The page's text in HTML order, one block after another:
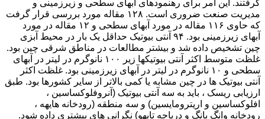
گرفتند. این امر برای رهنمودهای آبهای سطحی و زیرزمینی و
مدیریت صنعت ضروری است. ۱۲۸ مقاله مورد بررسی قرار گرفت
که حاوی ۱۱۶ مقاله در مورد آبهای سطحی و ۱۲ مقاله در مورد
آبهای زیرزمینی بود. ۹۴ آنتی بیوتیک حداقل یک بار در محیط آبزی
چین تشخیص داده شد و بیشتر مطالعات در مناطق شرقی چین بود.
غلظت متوسط ​​اکثر آنتی بیوتیکها زیر ۱۰۰ نانوگرم در لیتر در آبهای
سطحی و ۱۰ نانوگرم در لیتر در آبهای زیرزمینی بود. غلظت اکثر
آنتی بیوتیک ها در چین مشابه یا کمی بالاتر از سایر کشورها بود. طبق
ارزیابی ریسک ، باید به سه آنتی بیوتیک (آنروفلوکساسین ،
افلوکساسین و اریترومایسین) و سه منطقه (رودخانه هایهه ،
رودخانه وانگ یانگ و دریاچه تایهو) نگرانی های بیشتری داده شود.